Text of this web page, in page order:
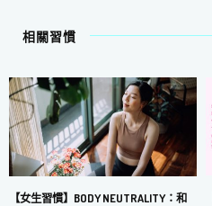
相關習慣
【女生習慣】BODY NEUTRALITY：和